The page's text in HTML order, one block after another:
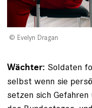
Evelyn Dragan
Wächter: Soldaten
selbst wenn sie
setzen sich